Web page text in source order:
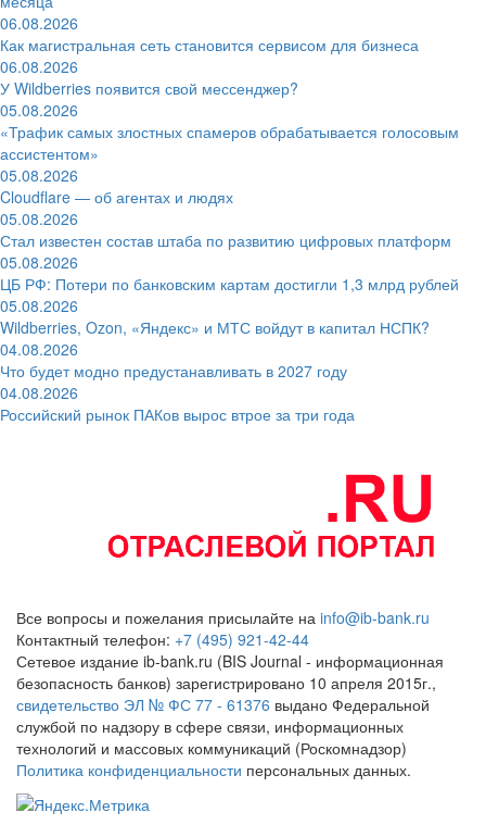
06.08.2026
Как магистральная сеть становится сервисом для бизнеса
06.08.2026
У Wildberries появится свой мессенджер?
05.08.2026
«Трафик самых злостных спамеров обрабатывается голосовым
ассистентом»
05.08.2026
Cloudflare — об агентах и людях
05.08.2026
Стал известен состав штаба по развитию цифровых платформ
05.08.2026
ЦБ РФ: Потери по банковским картам достигли 1,3 млрд рублей
05.08.2026
Wildberries, Ozon, «Яндекс» и МТС войдут в капитал НСПК?
04.08.2026
Что будет модно предустанавливать в 2027 году
04.08.2026
Российский рынок ПАКов вырос втрое за три года
Все вопросы и пожелания присылайте на info@ib-bank.ru
Контактный телефон: +7 (495) 921-42-44
Сетевое издание ib-bank.ru (BIS Journal - информационная
безопасность банков) зарегистрировано 10 апреля 2015г.,
свидетельство ЭЛ № ФС 77 - 61376 выдано Федеральной
службой по надзору в сфере связи, информационных
технологий и массовых коммуникаций (Роскомнадзор)
Политика конфиденциальности персональных данных.